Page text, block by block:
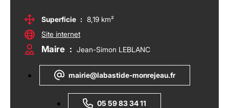
Superficie : 8,19 km²
Site internet
Maire : Jean-Simon LEBLANC
mairie@labastide-monrejeau.fr
05 59 83 34 11